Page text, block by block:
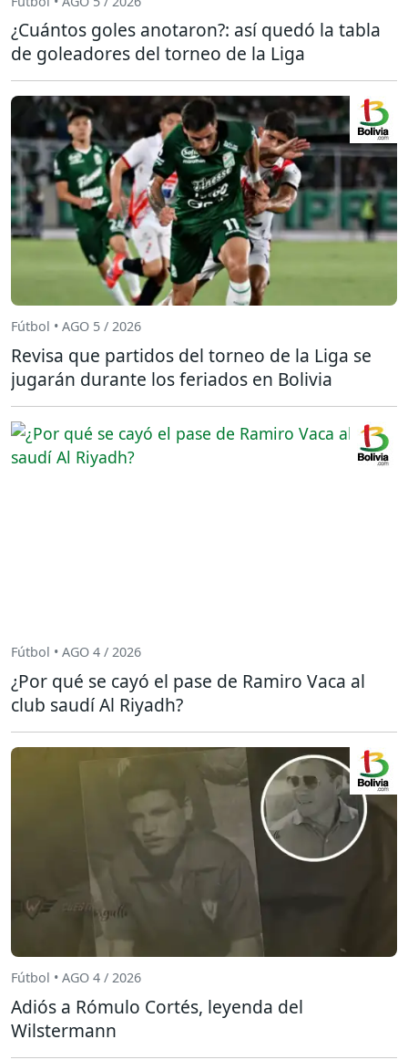
¿Cuántos goles anotaron?: así quedó la tabla
de goleadores del torneo de la Liga
Fútbol • AGO 5 / 2026
Revisa que partidos del torneo de la Liga se
jugarán durante los feriados en Bolivia
Fútbol • AGO 4 / 2026
¿Por qué se cayó el pase de Ramiro Vaca al
club saudí Al Riyadh?
Fútbol • AGO 4 / 2026
Adiós a Rómulo Cortés, leyenda del
Wilstermann